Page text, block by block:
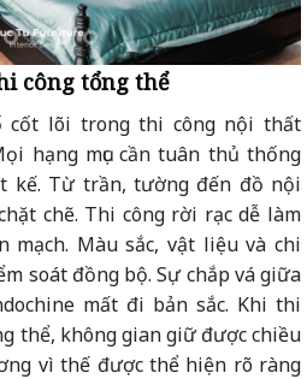
công tổng thể
cốt lõi trong thi công nội thất
hạng mục cần tuân thủ thống
kế. Từ trần, tường đến đồ nội
chẽ. Thi công rời rạc dễ làm
Màu sắc, vật liệu và chi
soát đồng bộ. Sự chắp vá giữa
mất đi bản sắc. Khi thi
thể, không gian giữ được chiều
vì thế được thể hiện rõ ràng